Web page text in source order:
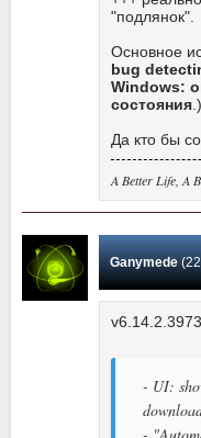
"подлянок".
Основное
bug
Windows:
состояния
Да кто бы
A Better Life, A
Ganymede(22
- UI: